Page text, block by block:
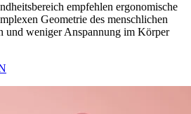
empfehlen ergonomische
Geometrie des menschlichen
und weniger Anspannung im Körper